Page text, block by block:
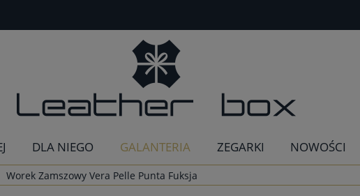
DLA NIEGO GALANTERIA ZEGARKI NOWOŚCI
Worek Zamszowy Vera Pelle Punta Fuksja